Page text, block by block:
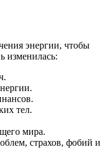
энергии, чтобы
изменилась:
тел.
мира.
страхов, фобий и